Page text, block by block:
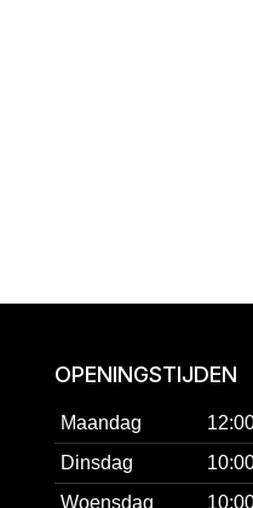
OPENINGSTIJDEN
Maandag
Dinsdag
Woensdag